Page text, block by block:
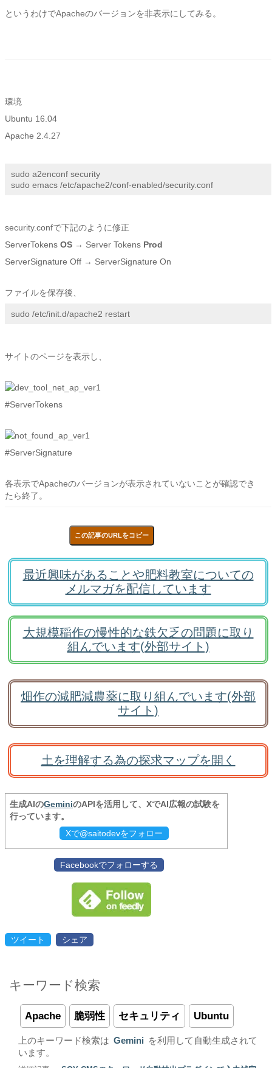
というわけでApacheのバージョンを非表示にしてみる。
環境
Ubuntu 16.04
Apache 2.4.27
sudo a2enconf security
sudo emacs /etc/apache2/conf-enabled/security.conf
security.confで下記のように修正
ServerTokens OS → Server Tokens Prod
ServerSignature Off → ServerSignature On
ファイルを保存後、
sudo /etc/init.d/apache2 restart
サイトのページを表示し、
#ServerTokens
#ServerSignature
各表示でApacheのバージョンが表示されていないことが確認でき
たら終了。
この記事のURLをコピー
最近興味があることや肥料教室についての
メルマガを配信しています
大規模稲作の慢性的な鉄欠乏の問題に取り
組んでいます(外部サイト)
畑作の減肥減農薬に取り組んでいます(外部
サイト)
土を理解する為の探求マップを開く
生成AIのGeminiのAPIを活用して、XでAI広報の試験を
行っています。
Xで@saitodevをフォロー
Facebookでフォローする
ツイート シェア
キーワード検索
Apache 脆弱性 セキュリティ Ubuntu
上のキーワード検索は Gemini
を利用して自動生成されて
います。